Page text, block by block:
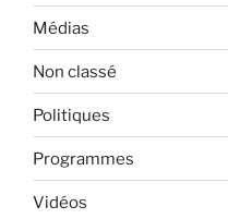
Médias
Non classé
Politiques
Programmes
Vidéos